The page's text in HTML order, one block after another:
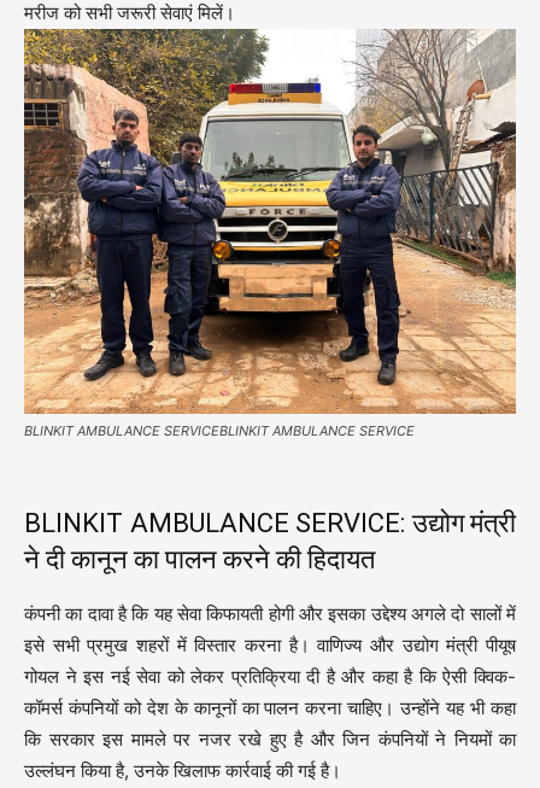
मरीज को सभी जरूरी सेवाएं मिलें।
BLINKIT AMBULANCE SERVICEBLINKIT AMBULANCE SERVICE
BLINKIT AMBULANCE SERVICE: उद्योग मंत्री
ने दी कानून का पालन करने की हिदायत
कंपनी का दावा है कि यह सेवा किफायती होगी और इसका उद्देश्य अगले दो सालों में
इसे सभी प्रमुख शहरों में विस्तार करना है। वाणिज्य और उद्योग मंत्री पीयूष
गोयल ने इस नई सेवा को लेकर प्रतिक्रिया दी है और कहा है कि ऐसी क्विक-
कॉमर्स कंपनियों को देश के कानूनों का पालन करना चाहिए। उन्होंने यह भी कहा
कि सरकार इस मामले पर नजर रखे हुए है और जिन कंपनियों ने नियमों का
उल्लंघन किया है, उनके खिलाफ कार्रवाई की गई है।